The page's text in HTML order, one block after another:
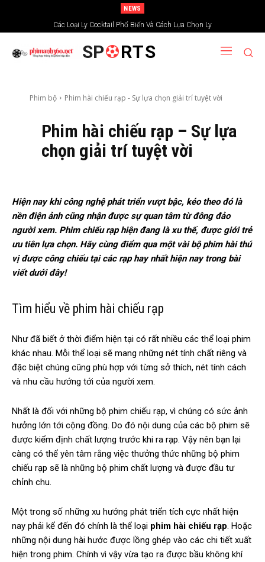
NEWS
Các Loại Ly Cocktail Phổ Biến Và Cách Lựa Chọn Ly
Xem phim trải nghiệm tại kênh truyền hình chiếu phim Ấn Độ
SP RTS
Phim bộ Phim hài chiếu rạp - Sự lựa chọn giải trí tuyệt vời
Phim hài chiếu rạp – Sự lựa
chọn giải trí tuyệt vời
Hiện nay khi công nghệ phát triển vượt bậc, kéo theo đó là
nền điện ảnh cũng nhận được sự quan tâm từ đông đảo
người xem. Phim chiếu rạp hiện đang là xu thế, được giới trẻ
ưu tiên lựa chọn. Hãy cùng điểm qua một vài bộ phim hài thú
vị được công chiếu tại các rạp hay nhất hiện nay trong bài
viết dưới đây!
Tìm hiểu về phim hài chiếu rạp
Như đã biết ở thời điểm hiện tại có rất nhiều các thể loại phim
khác nhau. Mỗi thể loại sẽ mang những nét tính chất riêng và
đặc biệt chúng cũng phù hợp với từng sở thích, nét tính cách
và nhu cầu hướng tới của người xem.
Nhất là đối với những bộ phim chiếu rạp, vì chúng có sức ảnh
hưởng lớn tới cộng đồng. Do đó nội dung của các bộ phim sẽ
được kiểm định chất lượng trước khi ra rạp. Vậy nên bạn lại
càng có thể yên tâm rằng việc thưởng thức những bộ phim
chiếu rạp sẽ là những bộ phim chất lượng và được đầu tư
chỉnh chu.
Một trong số những xu hướng phát triển tích cực nhất hiện
nay phải kể đến đó chính là thể loại phim hài chiếu rạp . Hoặc
những nội dung hài hước được lồng ghép vào các chi tiết xuất
hiện trong phim. Chính vì vậy vừa tạo ra được bầu không khí